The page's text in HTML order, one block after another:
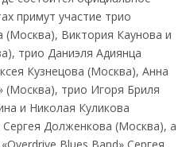
примут участие трио
Виктория Каунова и
трио Даниэля Адиянца
Кузнецова (Москва), Анна
(Москва), трио Игоря Бриля
и Николая Куликова
Долженкова (Москва), а
Blues Band» Сергея